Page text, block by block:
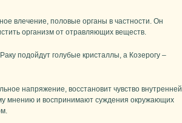
влечение, половые органы в частности. Он
организм от отравляющих веществ.
подойдут голубые кристаллы, а Козерогу –
напряжение, восстановит чувство внутренней
мнению и воспринимают суждения окружающих